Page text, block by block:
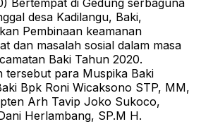
Bertempat di Gedung serbaguna
desa Kadilangu, Baki,
Pembinaan keamanan
dan masalah sosial dalam masa
Baki Tahun 2020.
tersebut para Muspika Baki
Bpk Roni Wicaksono STP, MM,
Arh Tavip Joko Sukoco,
Herlambang, SP.M H.